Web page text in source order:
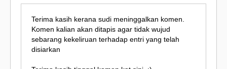
Terima kasih kerana sudi meninggalkan komen.
Komen kalian akan ditapis agar tidak wujud
sebarang kekeliruan terhadap entri yang telah
disiarkan